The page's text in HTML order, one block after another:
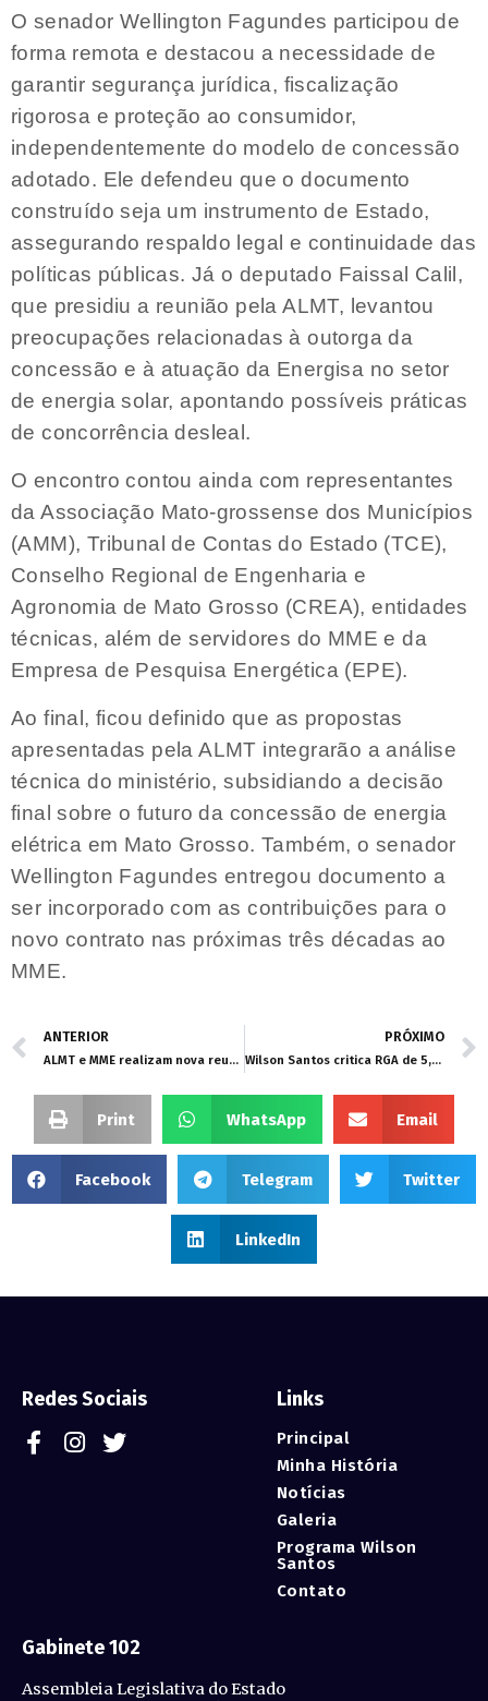
O senador Wellington Fagundes participou de
forma remota e destacou a necessidade de
garantir segurança jurídica, fiscalização
rigorosa e proteção ao consumidor,
independentemente do modelo de concessão
adotado. Ele defendeu que o documento
construído seja um instrumento de Estado,
assegurando respaldo legal e continuidade das
políticas públicas. Já o deputado Faissal Calil,
que presidiu a reunião pela ALMT, levantou
preocupações relacionadas à outorga da
concessão e à atuação da Energisa no setor
de energia solar, apontando possíveis práticas
de concorrência desleal.
O encontro contou ainda com representantes
da Associação Mato-grossense dos Municípios
(AMM), Tribunal de Contas do Estado (TCE),
Conselho Regional de Engenharia e
Agronomia de Mato Grosso (CREA), entidades
técnicas, além de servidores do MME e da
Empresa de Pesquisa Energética (EPE).
Ao final, ficou definido que as propostas
apresentadas pela ALMT integrarão a análise
técnica do ministério, subsidiando a decisão
final sobre o futuro da concessão de energia
elétrica em Mato Grosso. Também, o senador
Wellington Fagundes entregou documento a
ser incorporado com as contribuições para o
novo contrato nas próximas três décadas ao
MME.
ANTERIOR
ALMT e MME realizam nova reunião sobre Energisa nesta terça-feira (20)
PRÓXIMO
Wilson Santos critica RGA de 5,4% que representa “grande derrota” aos servidores públicos
Print WhatsApp Email
Facebook Telegram Twitter
LinkedIn
Gabinete 102
Assembleia Legislativa do Estado
Links
Principal
Minha História
Notícias
Galeria
Programa Wilson
Santos
Contato
Redes Sociais